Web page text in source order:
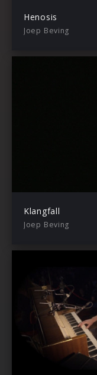
Henosis
Joep Beving
Klangfall
Joep Beving